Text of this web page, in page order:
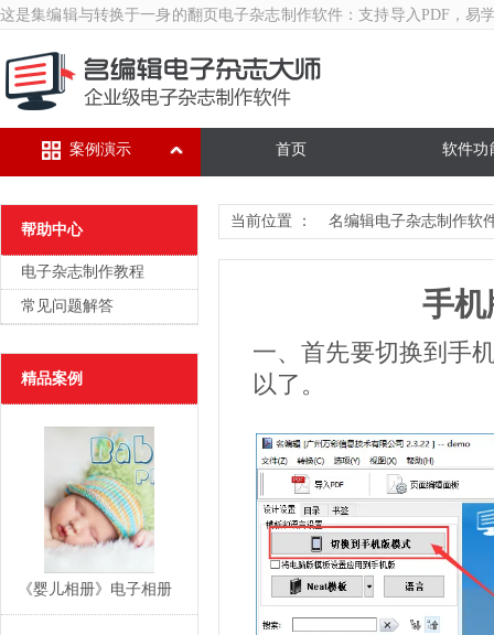
这是集编辑与转换于一身的翻页 电子杂志制作软件 ：支持导入PDF，易
首页
案例演示 软件功
帮助中心
电子杂志制作教程
常见问题解答
精品案例
《婴儿相册》电子相册
当前位置 ： 名编辑电子杂志制作软
手机
一、首先要切换到手
以了。